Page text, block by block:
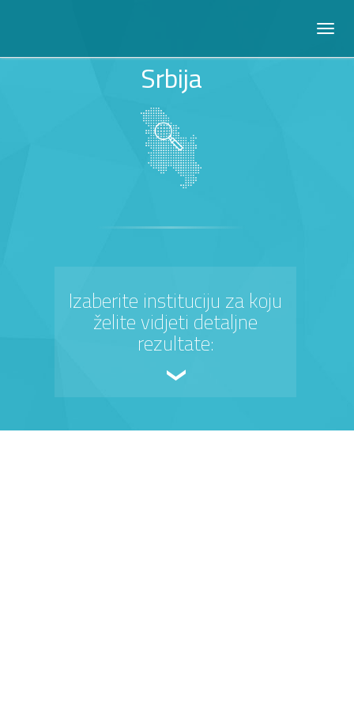
Srbija
Izaberite instituciju za koju
želite vidjeti detaljne
rezultate: